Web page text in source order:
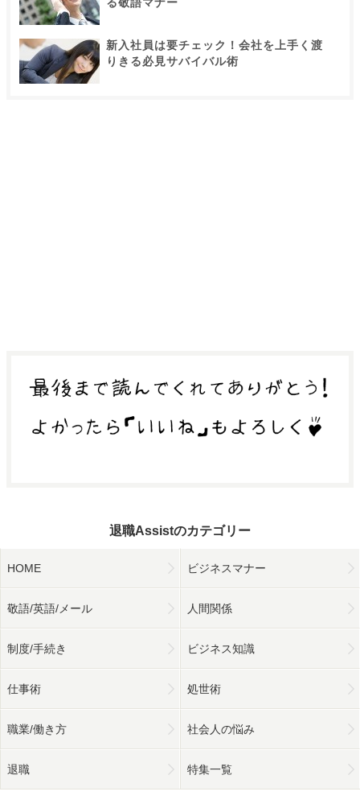
新入社員は要チェック！会社を上手く渡
りきる必見サバイバル術
退職Assistのカテゴリー
HOME ビジネスマナー
敬語/英語/メール 人間関係
制度/手続き ビジネス知識
仕事術 処世術
職業/働き方 社会人の悩み
退職 特集一覧